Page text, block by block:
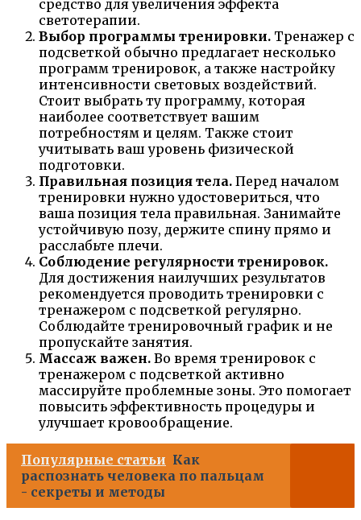
средство для увеличения эффекта
светотерапии.
Выбор программы тренировки. Тренажер с
подсветкой обычно предлагает несколько
программ тренировок, а также настройку
интенсивности световых воздействий.
Стоит выбрать ту программу, которая
наиболее соответствует вашим
потребностям и целям. Также стоит
учитывать ваш уровень физической
подготовки.
Правильная позиция тела. Перед началом
тренировки нужно удостовериться, что
ваша позиция тела правильная. Занимайте
устойчивую позу, держите спину прямо и
расслабьте плечи.
Соблюдение регулярности тренировок.
Для достижения наилучших результатов
рекомендуется проводить тренировки с
тренажером с подсветкой регулярно.
Соблюдайте тренировочный график и не
пропускайте занятия.
Массаж важен. Во время тренировок с
тренажером с подсветкой активно
массируйте проблемные зоны. Это помогает
повысить эффективность процедуры и
улучшает кровообращение.
Популярные статьи Как
распознать человека по пальцам
- секреты и методы